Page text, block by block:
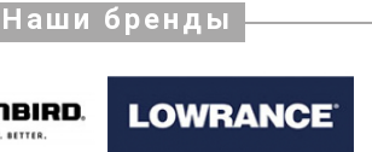
Наши бренды